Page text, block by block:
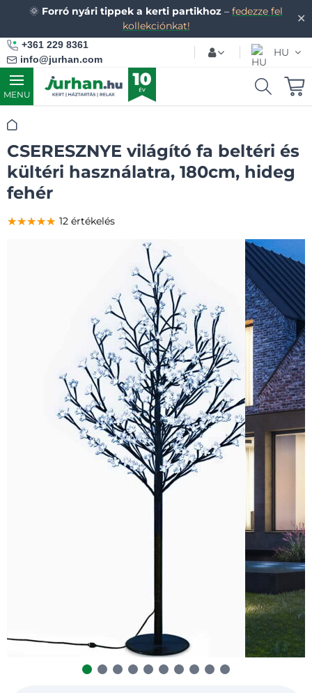
✕
🌞 Forró nyári tippek a kerti partikhoz – fedezze fel
kollekciónkat!
+361 229 8361
info@jurhan.com
HU
MENU
Kezdőlap
CSERESZNYE világító fa beltéri és
kültéri használatra, 180cm, hideg
fehér
★★★★★
★★★★★
★★★★★ 12 értékelés